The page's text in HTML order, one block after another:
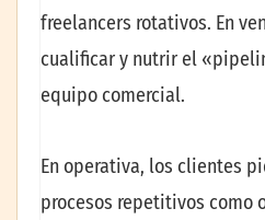
freelancers rotativos. En
cualificar y nutrir el
equipo comercial.
En operativa, los clientes
procesos repetitivos como